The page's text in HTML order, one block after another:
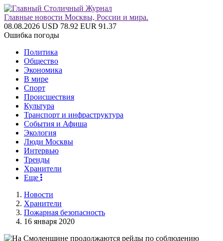
Главные новости Москвы, России и мира.
08.08.2026 USD 78.92 EUR 91.37
Ошибка погоды
Политика
Общество
Экономика
В мире
Спорт
Происшествия
Культура
Транспорт и инфраструктура
События и Афиша
Экология
Люди Москвы
Интервью
Тренды
Хранители
Еще
Новости
Хранители
Пожарная безопасность
16 января 2020